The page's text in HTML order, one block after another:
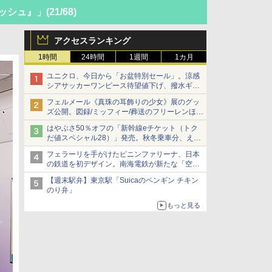
シュ』」 (21/68)
アクセスランキング
1時間 24時間 1週間 1カ月
ユニクロ、今日から「お盆特別セール」。涼感
シアサッカーワンピース待望値下げ、撥水ギア
ショーツは1990円に
フェルメール《真珠の耳飾りの少女》展のグッ
ズ公開。図録/ミッフィー/葬送のフリーレンほ
か、注目ブランドコラボが実現
はやぶさ50％オフの「新幹線eチケット（トク
だ値スペシャル28）」発売。秋冬乗車分、えき
ねっと限定
フェラーリを手がけたピニンファリーナ、日本
の鉄道を初デザイン。南海電鉄が新たな「空港
特急」をなにわ筋線へ導入
【週末駅弁】東京駅「Suicaのペンギン チキン
のり弁」
もっと見る